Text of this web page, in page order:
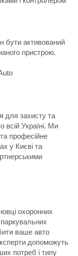
бути активований
пристрою.
для захисту та
всій Україні. Ми
професійне
у Києві та
охоронних
ваше авто
допоможуть
потреб і типу